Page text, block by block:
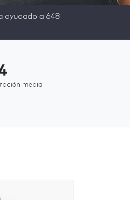
ayudado a 648
media